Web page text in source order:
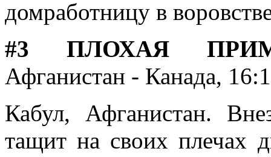
домработницу в
#3 ПЛОХАЯ
Афганистан - Канада,
Кабул, Афганистан.
тащит на своих плечах